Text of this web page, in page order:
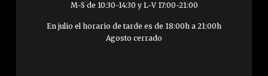
M-S de 10:30-14:30 y L-V 17:00-21:00
En julio el horario de tarde es de 18:00h a 21:00h
Agosto cerrado